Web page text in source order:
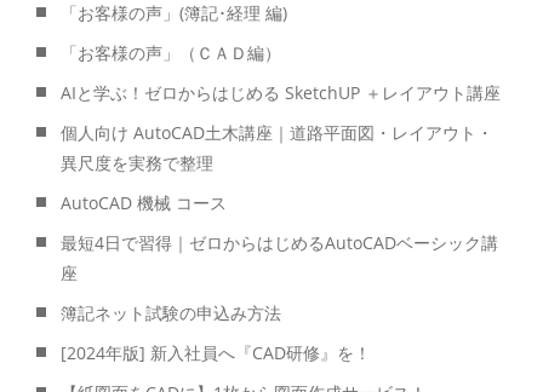
「お客様の声」(簿記･経理 編)
「お客様の声」（ＣＡＤ編）
AIと学ぶ！ゼロからはじめる SketchUP ＋レイアウト講座
個人向け AutoCAD土木講座｜道路平面図・レイアウト・
異尺度を実務で整理
AutoCAD 機械 コース
最短4日で習得｜ゼロからはじめるAutoCADベーシック講
座
簿記ネット試験の申込み方法
[2024年版] 新入社員へ『CAD研修』を！